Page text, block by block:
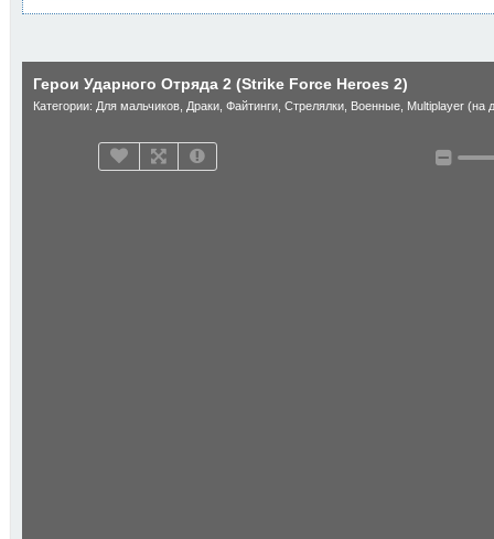
Герои Ударного Отряда 2 (Strike Force Heroes 2)
Категории: Для мальчиков Драки Файтинги Стрелялки Военные Multiplayer (на